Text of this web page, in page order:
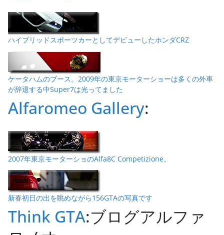
ハイブリッドスポーツカーとしてデビューしたホンダCRZ
ケータハムのブース。2009年の東京モーターショーは多くの外車
が辞退する中Super7は光ってました
Alfaromeo Gallery:
2007年東京モーターショのAlfa8C Competizione。
新春初日の出を眺めながら156GTAの写真です
Think GTA:ブログアルファ